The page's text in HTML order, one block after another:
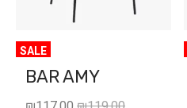
SALE
BAR AMY